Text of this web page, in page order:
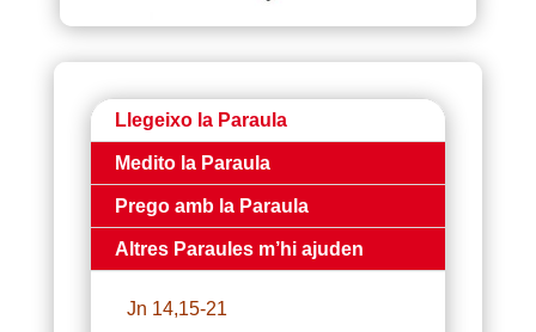
Llegeixo la Paraula
Medito la Paraula
Prego amb la Paraula
Altres Paraules m’hi ajuden
Jn 14,15-21